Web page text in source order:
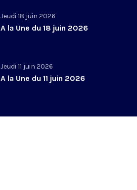
Jeudi 18 juin 2026
A la Une du 18 juin 2026
Jeudi 11 juin 2026
A la Une du 11 juin 2026